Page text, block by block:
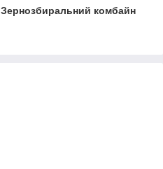
Зернозбиральний комбайн